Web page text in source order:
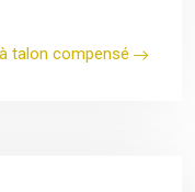
talon compensé